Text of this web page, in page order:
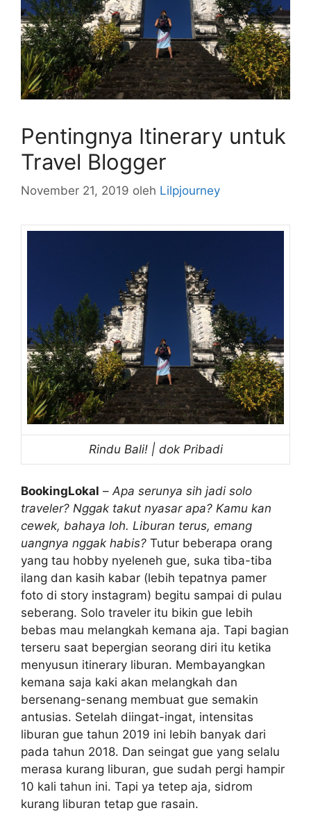
Pentingnya Itinerary untuk
Travel Blogger
November 21, 2019 oleh Lilpjourney
Rindu Bali! | dok Pribadi
BookingLokal – Apa serunya sih jadi solo
traveler? Nggak takut nyasar apa? Kamu kan
cewek, bahaya loh. Liburan terus, emang
uangnya nggak habis? Tutur beberapa orang
yang tau hobby nyeleneh gue, suka tiba-tiba
ilang dan kasih kabar (lebih tepatnya pamer
foto di story instagram) begitu sampai di pulau
seberang. Solo traveler itu bikin gue lebih
bebas mau melangkah kemana aja. Tapi bagian
terseru saat bepergian seorang diri itu ketika
menyusun itinerary liburan. Membayangkan
kemana saja kaki akan melangkah dan
bersenang-senang membuat gue semakin
antusias. Setelah diingat-ingat, intensitas
liburan gue tahun 2019 ini lebih banyak dari
pada tahun 2018. Dan seingat gue yang selalu
merasa kurang liburan, gue sudah pergi hampir
10 kali tahun ini. Tapi ya tetep aja, sidrom
kurang liburan tetap gue rasain.